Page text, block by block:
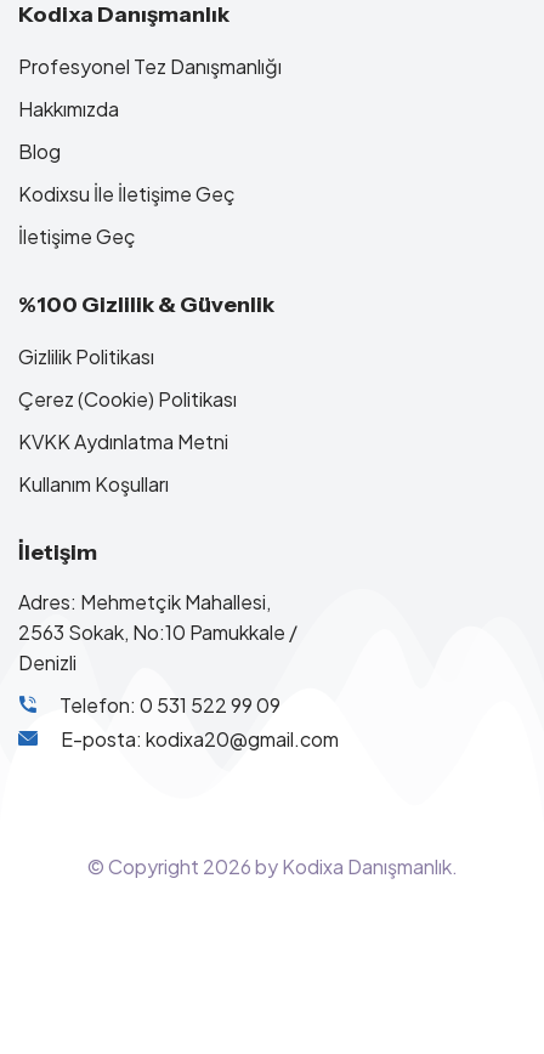
Kodixa Danışmanlık
Profesyonel Tez Danışmanlığı
Hakkımızda
Blog
Kodixsu İle İletişime Geç
İletişime Geç
%100 Gizlilik & Güvenlik
Gizlilik Politikası
Çerez (Cookie) Politikası
KVKK Aydınlatma Metni
Kullanım Koşulları
İletişim
Adres: Mehmetçik Mahallesi,
2563 Sokak, No:10 Pamukkale /
Denizli
Telefon: 0 531 522 99 09
E-posta: kodixa20@gmail.com
© Copyright 2026by Kodixa Danışmanlık.